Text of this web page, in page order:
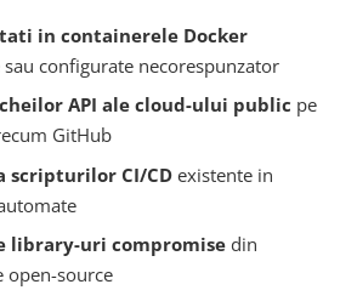
in containerele Docker
sau configurate necorespunzator
API ale cloud-ului public pe
GitHub
scripturilor CI/CDexistente in
library-uri compromisedin
open-source